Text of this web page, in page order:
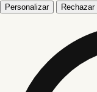
Personalizar Rechazar